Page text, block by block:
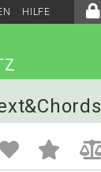
HILFE